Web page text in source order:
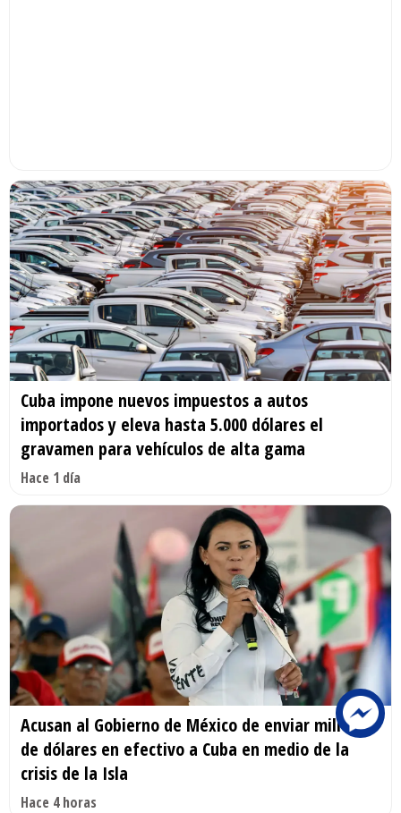
Cuba impone nuevos impuestos a autos
importados y eleva hasta 5.000 dólares el
gravamen para vehículos de alta gama
Hace 1 día
Acusan al Gobierno de México de enviar millones
de dólares en efectivo a Cuba en medio de la
crisis de la Isla
Hace 4 horas